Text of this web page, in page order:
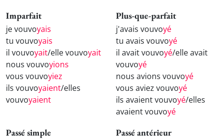
Imparfait
je vouvoyais
tu vouvoyais
il vouvoyait/elle vouvoyait
nous vouvoyions
vous vouvoyiez
ils vouvoyaient/elles
vouvoyaient
Plus-que-parfait
j'avais vouvoyé
tu avais vouvoyé
il avait vouvoyé/elle avait
vouvoyé
nous avions vouvoyé
vous aviez vouvoyé
ils avaient vouvoyé/elles
avaient vouvoyé
Passé simple Passé antérieur